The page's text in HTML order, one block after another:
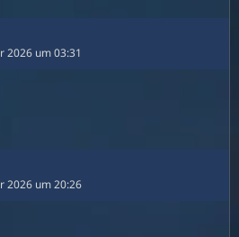
2026 um 03:31
2026 um 20:26